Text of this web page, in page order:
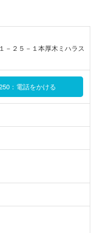
－２５－１本厚木ミハラス
：電話をかける